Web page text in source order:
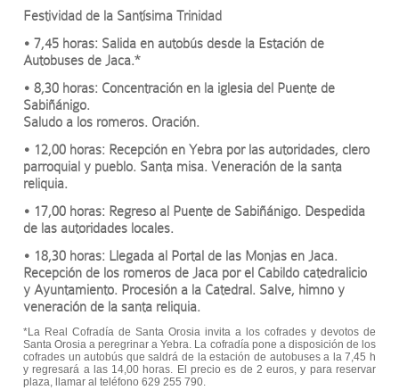
Festividad de la Santísima Trinidad
• 7,45 horas: Salida en autobús desde la Estación de
Autobuses de Jaca.*
• 8,30 horas: Concentración en la iglesia del Puente de
Sabiñánigo.
Saludo a los romeros. Oración.
• 12,00 horas: Recepción en Yebra por las autoridades, clero
parroquial y pueblo. Santa misa. Veneración de la santa
reliquia.
• 17,00 horas: Regreso al Puente de Sabiñánigo. Despedida
de las autoridades locales.
• 18,30 horas: Llegada al Portal de las Monjas en Jaca.
Recepción de los romeros de Jaca por el Cabildo catedralicio
y Ayuntamiento. Procesión a la Catedral. Salve, himno y
veneración de la santa reliquia.
*La Real Cofradía de Santa Orosia invita a los cofrades y devotos de
Santa Orosia a peregrinar a Yebra. La cofradía pone a disposición de los
cofrades un autobús que saldrá de la estación de autobuses a la 7,45 h
y regresará a las 14,00 horas. El precio es de 2 euros, y para reservar
plaza, llamar al teléfono 629 255 790.